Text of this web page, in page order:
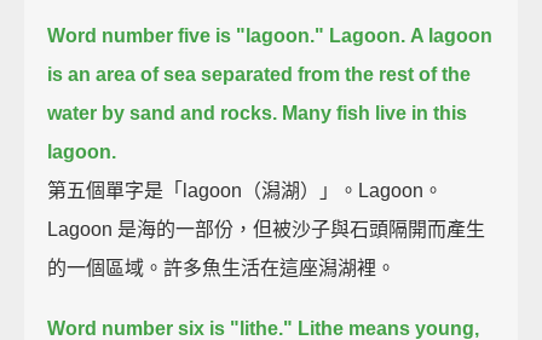
Word number five is "lagoon." Lagoon. A lagoon
is an area of sea separated from the rest of the
water by sand and rocks. Many fish live in this
lagoon.
第五個單字是「lagoon（潟湖）」。Lagoon。
Lagoon 是海的一部份，但被沙子與石頭隔開而產生
的一個區域。許多魚生活在這座潟湖裡。
Word number six is "lithe." Lithe means young,